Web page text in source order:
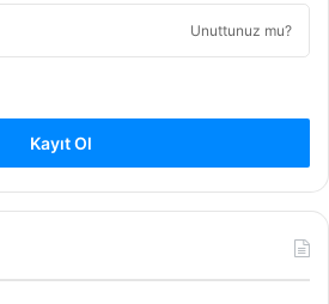
Unuttunuz mu?
Kayıt Ol